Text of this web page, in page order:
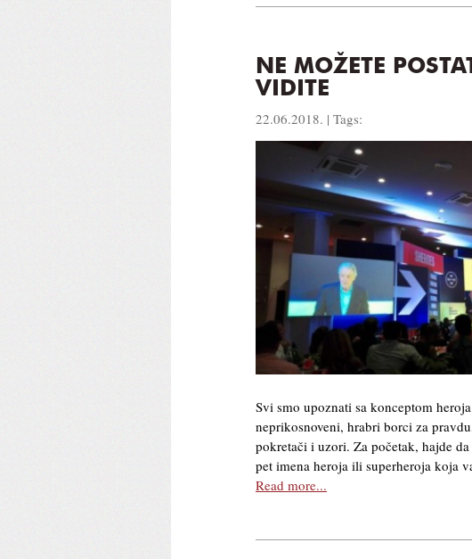
NE MOŽETE
VIDITE
22.06.2018. | Tags:
Svi smo upoznati sa konceptom
neprikosnoveni, hrabri borci za
pokretači i uzori. Za početak, hajde
pet imena heroja ili superheroja koja
Read more...